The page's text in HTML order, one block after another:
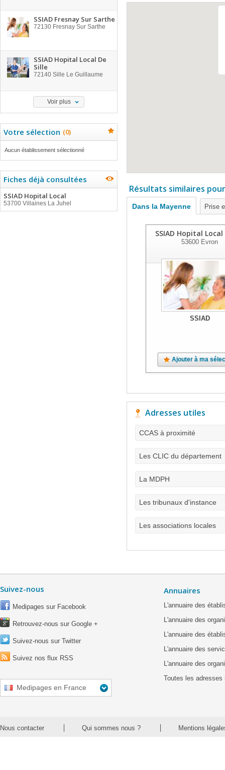
SSIAD Fresnay Sur Sarthe
72130 Fresnay Sur Sarthe
SSIAD Hopital Local De
Sille
72140 Sille Le Guillaume
Voir plus
Votre sélection (0)
Aucun établissement sélectionné
Fiches déjà consultées
SSIAD Hopital Local
53700 Villaines La Juhel
Résultats similaires
Dans la Mayenne Prise
SSIAD Hopital Local
53600 Evron
SSIAD
Ajouter à ma
Adresses utiles
CCAS à proximité
Les CLIC du département
La MDPH
Les tribunaux d'instance
Les associations locales
Suivez-nous
Medipages sur Facebook
Retrouvez-nous sur Google +
Suivez-nous sur Twitter
Suivez nos flux RSS
Medipages en France
Annuaires
L'annuaire des
L'annuaire des
L'annuaire des
L'annuaire des
L'annuaire des
Toutes les adresses
Nous contacter Qui sommes nous ? Mentions